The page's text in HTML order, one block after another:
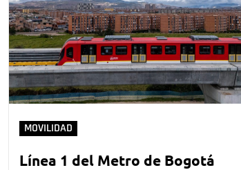
MOVILIDAD
Línea 1 del Metro de Bogotá